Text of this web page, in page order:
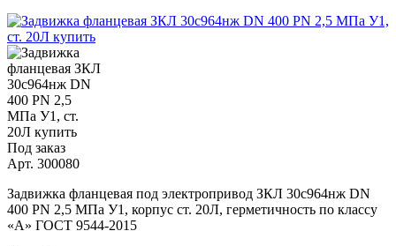
Под заказ
Арт. 300080
Задвижка фланцевая под электропривод ЗКЛ 30с964нж DN
400 PN 2,5 МПа У1, корпус ст. 20Л, герметичность по классу
«A» ГОСТ 9544-2015